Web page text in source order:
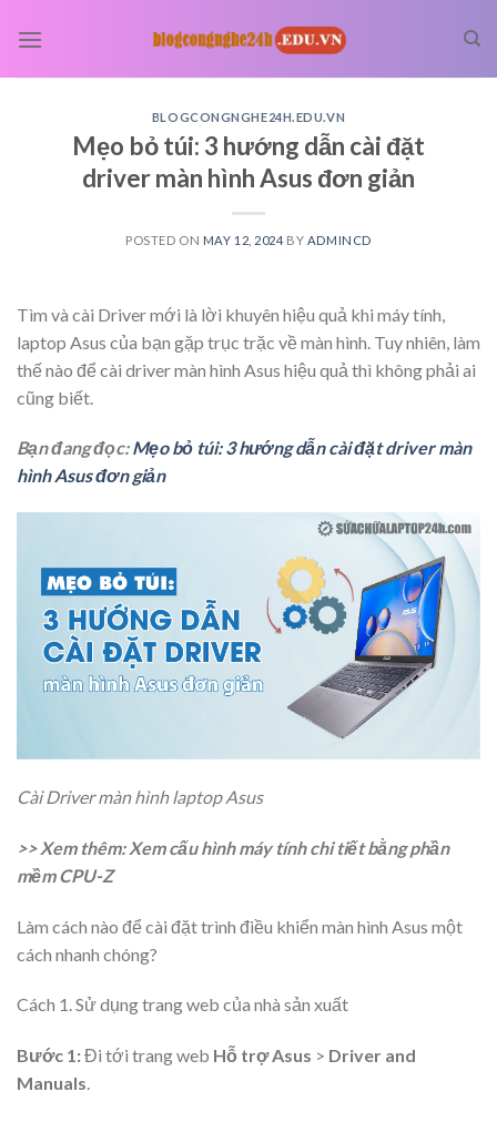
BLOGCONGNGHE24H.EDU.VN
Mẹo bỏ túi: 3 hướng dẫn cài đặt
driver màn hình Asus đơn giản
POSTED ON MAY 12, 2024 BY ADMINCD
Tìm và cài Driver mới là lời khuyên hiệu quả khi máy tính,
laptop Asus của bạn gặp trục trặc về màn hình. Tuy nhiên, làm
thế nào để cài driver màn hình Asus hiệu quả thì không phải ai
cũng biết.
Bạn đang đọc:Mẹo bỏ túi: 3 hướng dẫn cài đặt driver màn
hình Asus đơn giản
Cài Driver màn hình laptop Asus
>> Xem thêm: Xem cấu hình máy tính chi tiết bằng phần
mềm CPU-Z
Làm cách nào để cài đặt trình điều khiển màn hình Asus một
cách nhanh chóng?
Cách 1. Sử dụng trang web của nhà sản xuất
Bước 1:Đi tới trang web Hỗ trợ Asus > Driver and
Manuals.